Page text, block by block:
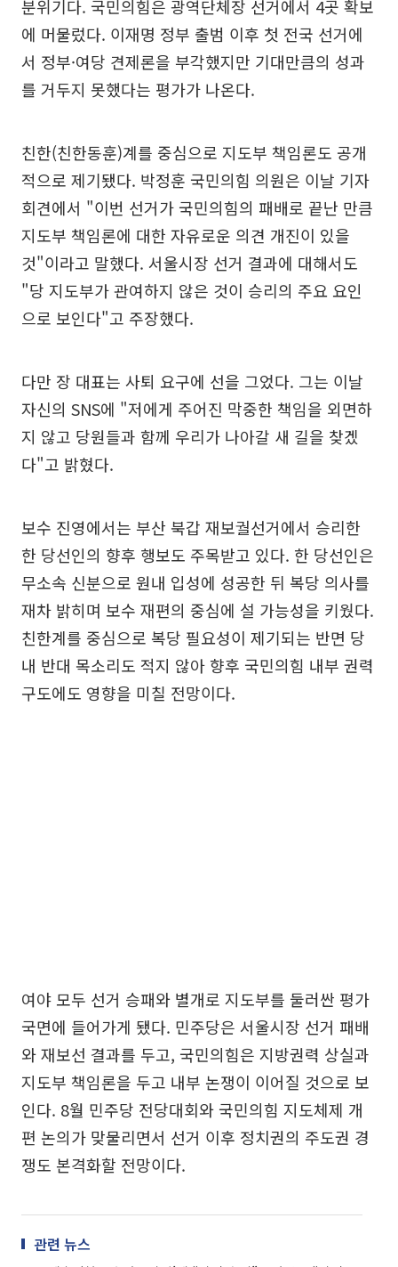
분위기다. 국민의힘은 광역단체장 선거에서 4곳 확보
에 머물렀다. 이재명 정부 출범 이후 첫 전국 선거에
서 정부·여당 견제론을 부각했지만 기대만큼의 성과
를 거두지 못했다는 평가가 나온다.
친한(친한동훈)계를 중심으로 지도부 책임론도 공개
적으로 제기됐다. 박정훈 국민의힘 의원은 이날 기자
회견에서 "이번 선거가 국민의힘의 패배로 끝난 만큼
지도부 책임론에 대한 자유로운 의견 개진이 있을
것"이라고 말했다. 서울시장 선거 결과에 대해서도
"당 지도부가 관여하지 않은 것이 승리의 주요 요인
으로 보인다"고 주장했다.
다만 장 대표는 사퇴 요구에 선을 그었다. 그는 이날
자신의 SNS에 "저에게 주어진 막중한 책임을 외면하
지 않고 당원들과 함께 우리가 나아갈 새 길을 찾겠
다"고 밝혔다.
보수 진영에서는 부산 북갑 재보궐선거에서 승리한
한 당선인의 향후 행보도 주목받고 있다. 한 당선인은
무소속 신분으로 원내 입성에 성공한 뒤 복당 의사를
재차 밝히며 보수 재편의 중심에 설 가능성을 키웠다.
친한계를 중심으로 복당 필요성이 제기되는 반면 당
내 반대 목소리도 적지 않아 향후 국민의힘 내부 권력
구도에도 영향을 미칠 전망이다.
여야 모두 선거 승패와 별개로 지도부를 둘러싼 평가
국면에 들어가게 됐다. 민주당은 서울시장 선거 패배
와 재보선 결과를 두고, 국민의힘은 지방권력 상실과
지도부 책임론을 두고 내부 논쟁이 이어질 것으로 보
인다. 8월 민주당 전당대회와 국민의힘 지도체제 개
편 논의가 맞물리면서 선거 이후 정치권의 주도권 경
쟁도 본격화할 전망이다.
관련 뉴스